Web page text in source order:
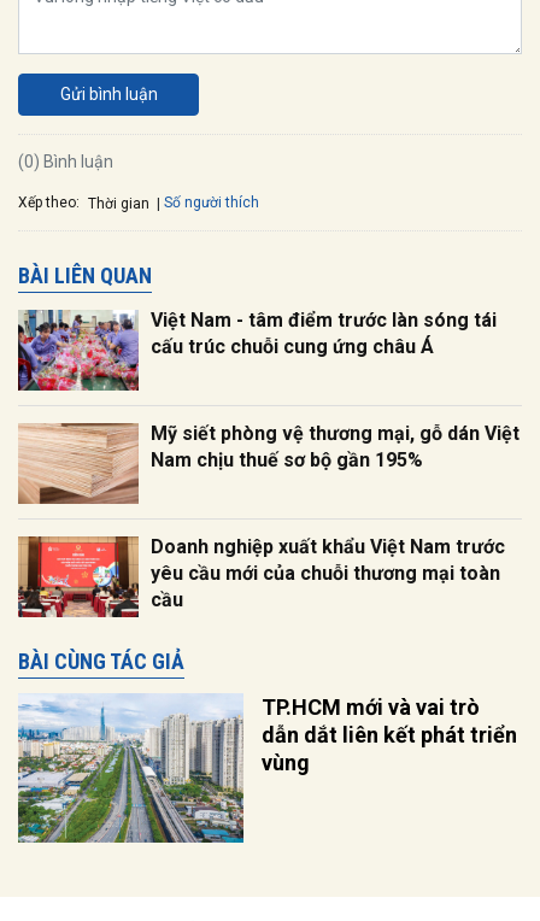
Gửi bình luận
(0) Bình luận
Xếp theo: Thời gian Số người thích
BÀI LIÊN QUAN
Việt Nam - tâm điểm trước làn sóng tái
cấu trúc chuỗi cung ứng châu Á
Mỹ siết phòng vệ thương mại, gỗ dán Việt
Nam chịu thuế sơ bộ gần 195%
Doanh nghiệp xuất khẩu Việt Nam trước
yêu cầu mới của chuỗi thương mại toàn
cầu
BÀI CÙNG TÁC GIẢ
TP.HCM mới và vai trò
dẫn dắt liên kết phát triển
vùng